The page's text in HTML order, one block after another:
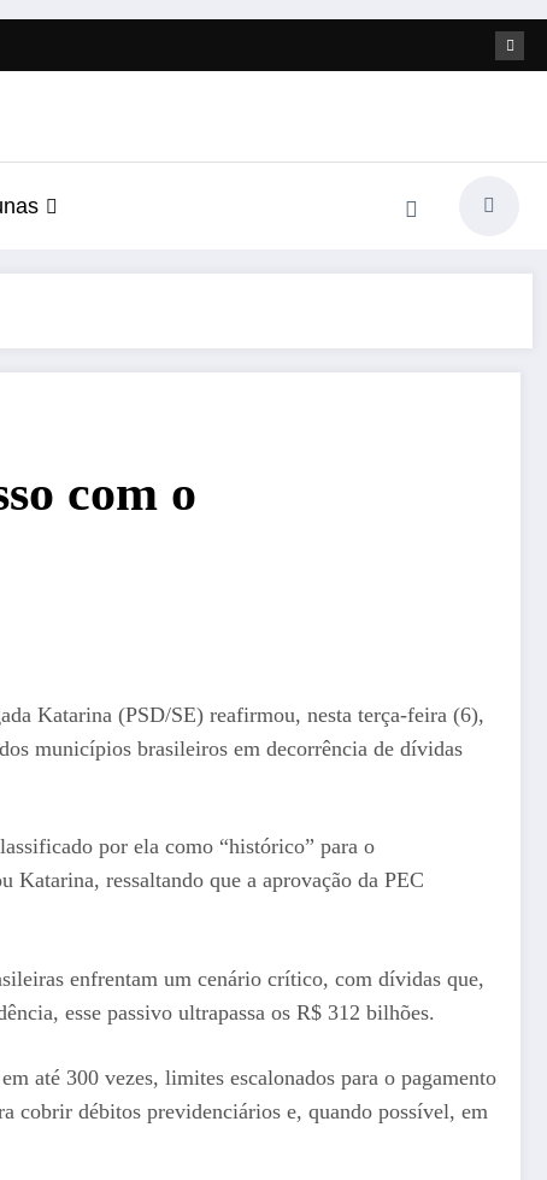
com o
Katarina (PSD/SE) reafirmou, nesta terça-feira (6),
municípios brasileiros em decorrência de dívidas
por ela como “histórico” para o
ressaltando que a aprovação da PEC
enfrentam um cenário crítico, com dívidas que,
esse passivo ultrapassa os R$ 312 bilhões.
até 300 vezes, limites escalonados para o pagamento
cobrir débitos previdenciários e, quando possível, em